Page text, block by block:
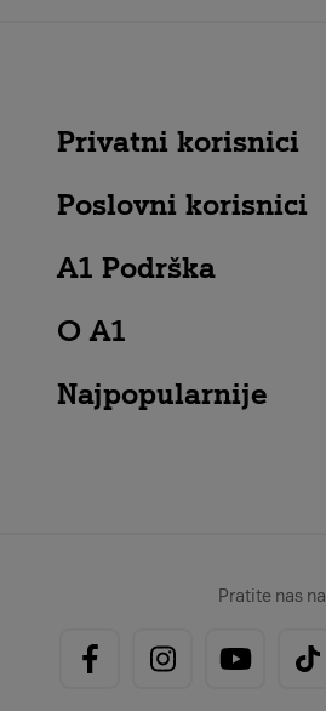
Privatni korisnici
Poslovni korisnici
A1 Podrška
O A1
Najpopularnije
Pratite nas na